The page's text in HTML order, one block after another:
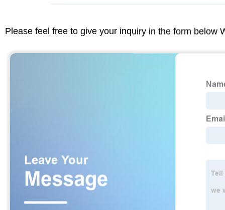
Please feel free to give your inquiry in the form below